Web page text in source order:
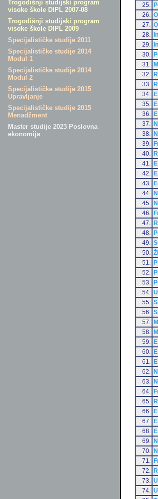
Trogodišnji studijski program
visoke škole DIPL 2007-08
Trogodišnji studijski program
visoke škole DIPL 2009
Specijalističke studije 2011
Specijalističke studije 2014
Modul 1
Specijalističke studije 2014
Modul 2
Specijalističke studije 2015
Upravljanje
Specijalističke studije 2015
Menadžment
Master studije 2023 Poslovna
ekonomija
25.
26.
27.
28.
29.
30.
31.
32.
33.
34.
35.
36.
37.
38.
39.
40.
41.
42.
43.
44.
45.
46.
47.
48.
49.
50.
51.
52.
53.
54.
55.
56.
57.
58.
59.
60.
61.
62.
63.
64.
65.
66.
67.
68.
69.
70.
71.
72.
73.
74.